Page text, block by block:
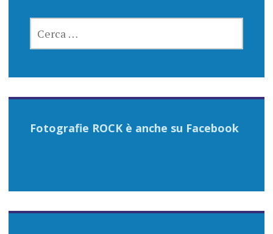
PER:
Fotografie ROCK è anche su Facebook